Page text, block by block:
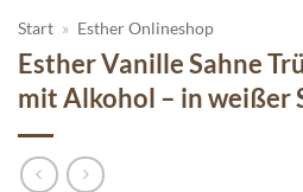
Start » Esther Onlineshop
Esther Vanille Sahne
mit Alkohol – in weißer